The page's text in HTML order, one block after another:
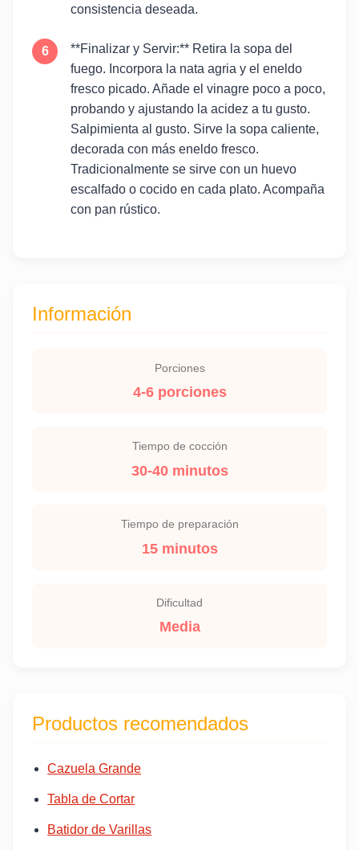
consistencia deseada.
**Finalizar y Servir:** Retira la sopa del
fuego. Incorpora la nata agria y el eneldo
fresco picado. Añade el vinagre poco a poco,
probando y ajustando la acidez a tu gusto.
Salpimienta al gusto. Sirve la sopa caliente,
decorada con más eneldo fresco.
Tradicionalmente se sirve con un huevo
escalfado o cocido en cada plato. Acompaña
con pan rústico.
Información
Porciones
4-6 porciones
Tiempo de cocción
30-40 minutos
Tiempo de preparación
15 minutos
Dificultad
Media
Productos recomendados
Cazuela Grande
Tabla de Cortar
Batidor de Varillas